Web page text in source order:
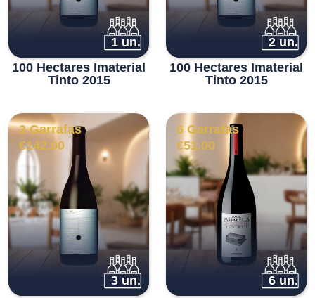
1 un.
100 Hectares Imaterial
Tinto 2015
2 un.
100 Hectares Imaterial
Tinto 2015
3 Garrafas
€142.00
3 un.
6 Garrafas
€51.00
6 un.